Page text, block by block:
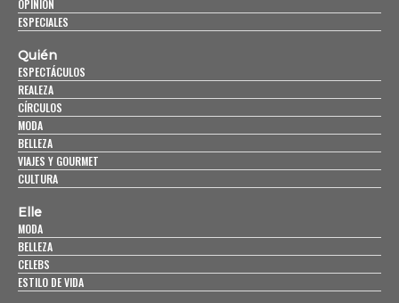
OPINIÓN
ESPECIALES
Quién
ESPECTÁCULOS
REALEZA
CÍRCULOS
MODA
BELLEZA
VIAJES Y GOURMET
CULTURA
Elle
MODA
BELLEZA
CELEBS
ESTILO DE VIDA